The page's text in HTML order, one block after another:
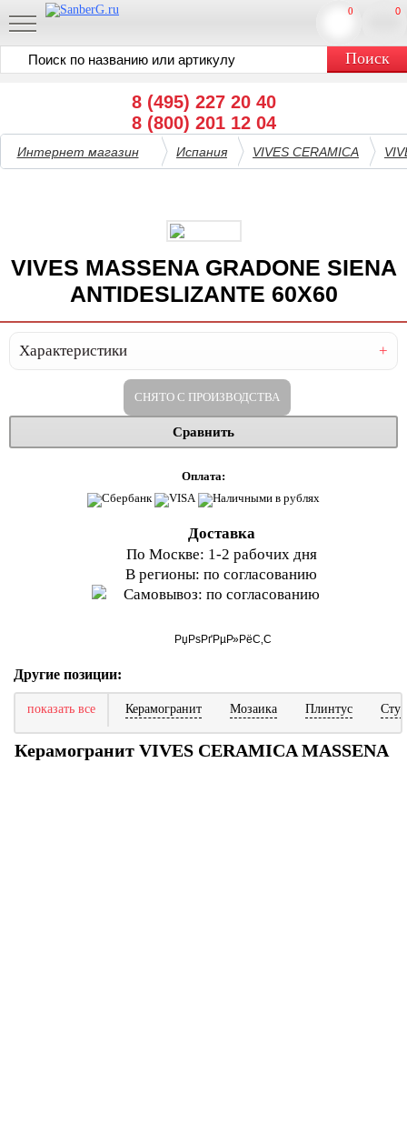
8 (495) 227 20 40
8 (800) 201 12 04
0
0
Интернет магазин Испания VIVES CERAMICA
VIVES MASSENA GRADONE SIENA
ANTIDESLIZANTE 60X60
Характеристики
СНЯТО С ПРОИЗВОДСТВА
Сравнить
Оплата:
Доставка
По Москве: 1-2 рабочих дня
В регионы: по согласованию
Самовывоз: по согласованию
Другие позиции:
показать все Керамогранит Мозаика Плинтус
Керамогранит VIVES CERAMICA MASSENA